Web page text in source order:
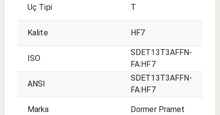
Uç Tipi T
Kalite HF7
ISO
SDET13T3AFFN-
FA:HF7
ANSI
SDET13T3AFFN-
FA:HF7
Marka Dormer Pramet